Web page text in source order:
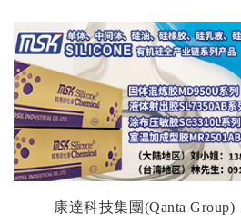
康達科技集團(Qanta Group)